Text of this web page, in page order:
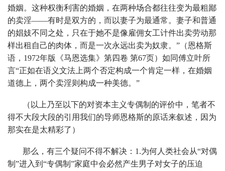
婚姻。这种权衡利害的婚姻，在两种场合都往往变为最粗鄙
的卖淫——有时是双方的，而以妻子为最通常。妻子和普通
的娼妓不同之处，只在于她不是像雇佣女工计件出卖劳动那
样出租自己的肉体，而是一次永远出卖为奴隶。”（恩格斯
语，1972年版《马恩选集》第四卷 第67页）如同傅立叶所
言“正如在语义文法上两个否定构成一个肯定一样，在婚姻
道德上，两个卖淫则构成一种美德。”
（以上乃至以下的对资本主义专偶制的评价中，笔者不
得不大段大段的引用我们的导师恩格斯的原话来叙述，因为
那实在是太精彩了）
那么，有三个疑问不得不解决：1.为何人类社会从“对偶
制”进入到“专偶制”家庭中会必然产生男子对女子的压迫